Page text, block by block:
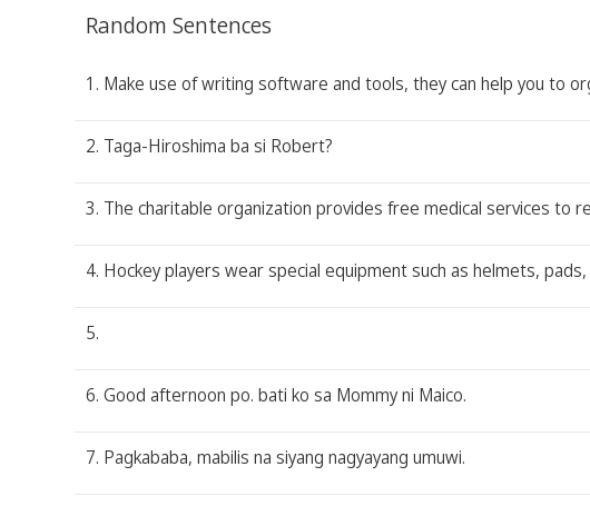
Random Sentences
1. Make use of writing software and tools, they can help you to
2. Taga-Hiroshima ba si Robert?
3. The charitable organization provides free medical services to
4. Hockey players wear special equipment such as helmets,
5.
6. Good afternoon po. bati ko sa Mommy ni Maico.
7. Pagkababa, mabilis na siyang nagyayang umuwi.